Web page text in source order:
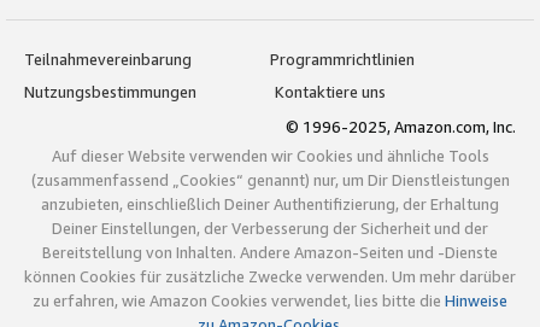
Teilnahmevereinbarung
Programmrichtlinien
Nutzungsbestimmungen
Kontaktiere uns
© 1996-2025, Amazon.com, Inc.
Auf dieser Website verwenden wir Cookies und ähnliche Tools
(zusammenfassend „Cookies“ genannt) nur, um Dir Dienstleistungen
anzubieten, einschließlich Deiner Authentifizierung, der Erhaltung
Deiner Einstellungen, der Verbesserung der Sicherheit und der
Bereitstellung von Inhalten. Andere Amazon-Seiten und -Dienste
können Cookies für zusätzliche Zwecke verwenden. Um mehr darüber
zu erfahren, wie Amazon Cookies verwendet, lies bitte die Hinweise